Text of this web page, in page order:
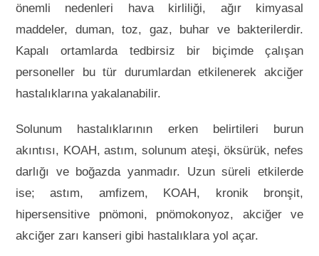
önemli nedenleri hava kirliliği, ağır kimyasal
maddeler, duman, toz, gaz, buhar ve bakterilerdir.
Kapalı ortamlarda tedbirsiz bir biçimde çalışan
personeller bu tür durumlardan etkilenerek akciğer
hastalıklarına yakalanabilir.
Solunum hastalıklarının erken belirtileri burun
akıntısı, KOAH, astım, solunum ateşi, öksürük, nefes
darlığı ve boğazda yanmadır. Uzun süreli etkilerde
ise; astım, amfizem, KOAH, kronik bronşit,
hipersensitive pnömoni, pnömokonyoz, akciğer ve
akciğer zarı kanseri gibi hastalıklara yol açar.